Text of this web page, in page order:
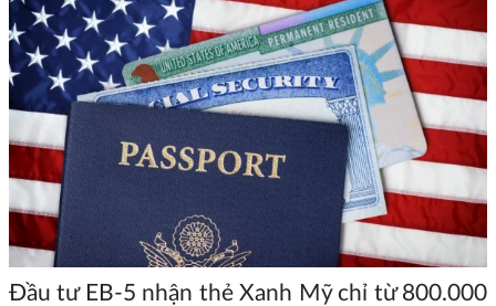
Đầu tư EB-5 nhận thẻ Xanh Mỹ chỉ từ 800.000